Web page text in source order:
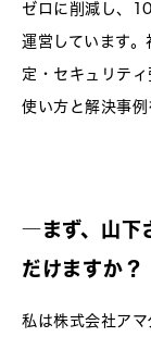
ゼロに削減し、
運営しています
定・セキュリテ
使い方と解決事例
―まず、山下
だけますか？
私は株式会社ア